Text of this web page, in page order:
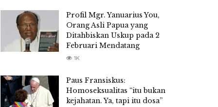
Profil Mgr. Yanuarius You,
Orang Asli Papua yang
Ditahbiskan Uskup pada 2
Februari Mendatang
1K
Paus Fransiskus:
Homoseksualitas “itu bukan
kejahatan. Ya, tapi itu dosa”